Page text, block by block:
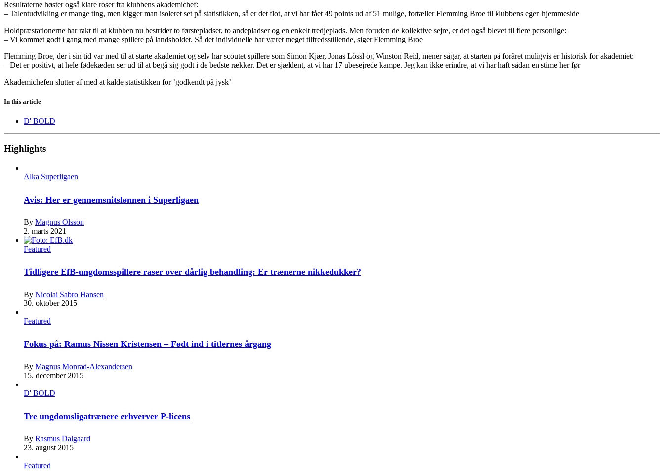
Resultaterne høster også klare roser fra klubbens akademichef:
– Talentudvikling er mange ting, men kigger man isoleret set på statistikken, så er det flot, at vi har fået 49 points ud af 51 mulige, fortæller Flemming Broe til klubbens egen hjemmeside
Holdpræstationerne har rakt til at klubben nu bestrider to førstepladser, to andepladser og en enkelt tredjeplads. Men foruden de kollektive sejre, er det også blevet til flere personlige:
– Vi kommet godt i gang med mange spillere på landsholdet. Så det individuelle har været meget tilfredsstillende, siger Flemming Broe
Flemming Broe, der i sin tid var med til at starte akademiet og selv har scoutet spillere som Simon Kjær, Jonas Lössl og Winston Reid, mener sågar, at starten på foråret muligvis er historisk for akademiet:
– Det er positivt, at hele fødekæden ser ud til at begå sig godt i de bedste rækker. Det er sjældent, at vi har 17 ubesejrede kampe. Jeg kan ikke erindre, at vi har haft sådan en stime her før
Akademichefen slutter af med at kalde statistikken for ’godkendt på jysk’
In this article
D' BOLD
Highlights
Alka Superligaen
Avis: Her er gennemsnitslønnen i Superligaen
By Magnus Olsson
2. marts 2021
Featured
Tidligere EfB-ungdomsspillere raser over dårlig behandling: Er trænerne nikkedukker?
By Nicolai Sabro Hansen
30. oktober 2015
Featured
Fokus på: Ramus Nissen Kristensen – Født ind i titlernes årgang
By Magnus Monrad-Alexandersen
15. december 2015
D' BOLD
Tre ungdomsligatrænere erhverver P-licens
By Rasmus Dalgaard
23. august 2015
Featured